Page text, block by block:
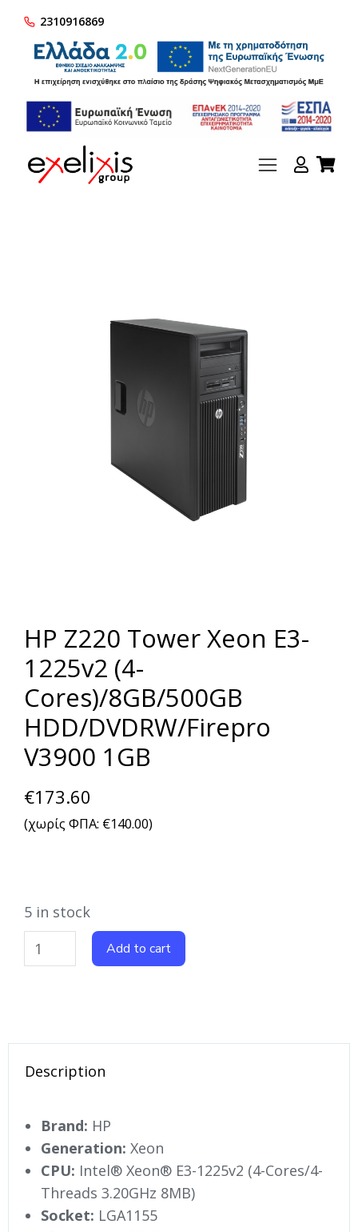
2310916869
HP Z220 Tower Xeon E3-
1225v2 (4-
Cores)/8GB/500GB
HDD/DVDRW/Firepro
V3900 1GB
€173.60
(χωρίς ΦΠΑ: €140.00)
5 in stock
Add to cart
Description
Brand: HP
Generation: Xeon
CPU: Intel® Xeon® E3-1225v2 (4-Cores/4-
Threads 3.20GHz 8MB)
Socket: LGA1155